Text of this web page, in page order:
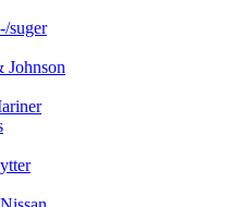
suger
Johnson